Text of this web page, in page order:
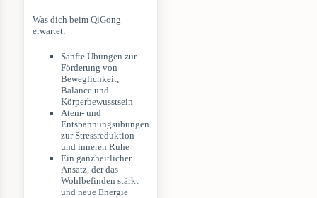
Was dich beim QiGong
erwartet:
Sanfte Übungen zur
Förderung von
Beweglichkeit,
Balance und
Körperbewusstsein
Atem- und
Entspannungsübungen
zur Stressreduktion
und inneren Ruhe
Ein ganzheitlicher
Ansatz, der das
Wohlbefinden stärkt
und neue Energie